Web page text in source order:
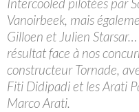
Intercooled pilotées par
Vanoirbeek, mais
Gilloen et Julien
résultat face à nos
constructeur Tornade,
Fiti Didipadi et les Arati
Marco Arati.